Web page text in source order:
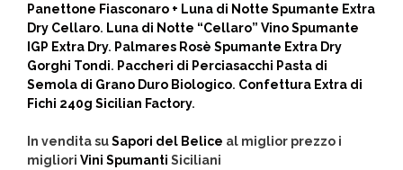
Panettone Fiasconaro + Luna di Notte Spumante Extra
Dry Cellaro. Luna di Notte “Cellaro” Vino Spumante
IGP Extra Dry. Palmares Rosè Spumante Extra Dry
Gorghi Tondi. Paccheri di Perciasacchi Pasta di
Semola di Grano Duro Biologico. Confettura Extra di
Fichi 240g Sicilian Factory.
In vendita suSapori del Belice al miglior prezzo i
migliori Vini Spumanti Siciliani